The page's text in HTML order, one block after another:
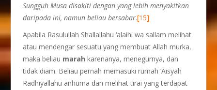
Sungguh Musa disakiti dengan yang lebih menyakitkan
daripada ini, namun beliau bersabar.[15]
Apabila Rasulullah Shallallahu ‘alaihi wa sallam melihat
atau mendengar sesuatu yang membuat Allah murka,
maka beliau marah karenanya, menegurnya, dan
tidak diam. Beliau pernah memasuki rumah ‘Aisyah
Radhiyallahu anhuma dan melihat tirai yang terdapat